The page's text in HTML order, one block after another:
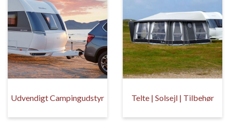
Udvendigt Campingudstyr Telte | Solsejl | Tilbehør